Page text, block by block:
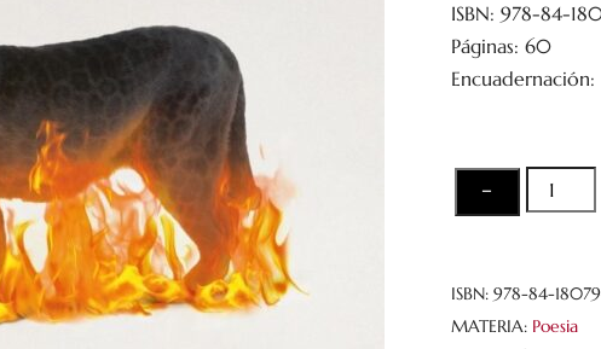
d
o
c
o
5
ISBN: 978-84-
Páginas: 60
Encuadernación:
−
velamen
ISBN:978-84-
MATERIA: Poesia